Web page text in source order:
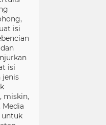
isi
isi
jenis
miskin,
Media
untuk